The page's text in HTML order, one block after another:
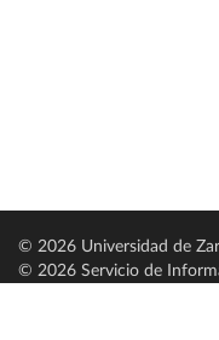
© 2026 Universidad de
© 2026 Servicio de